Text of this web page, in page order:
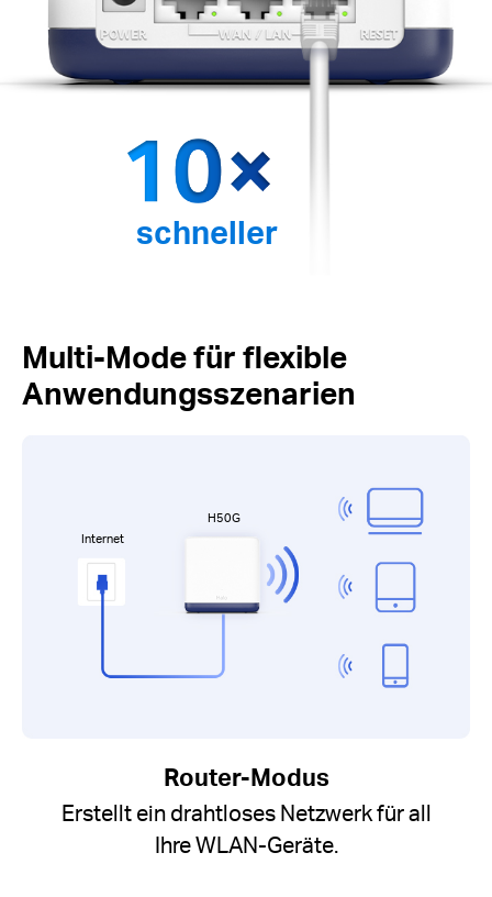
schneller
Multi-Mode für flexible
Anwendungsszenarien
Internet
H50G
Router-Modus
Erstellt ein drahtloses Netzwerk für all
Ihre WLAN-Geräte.